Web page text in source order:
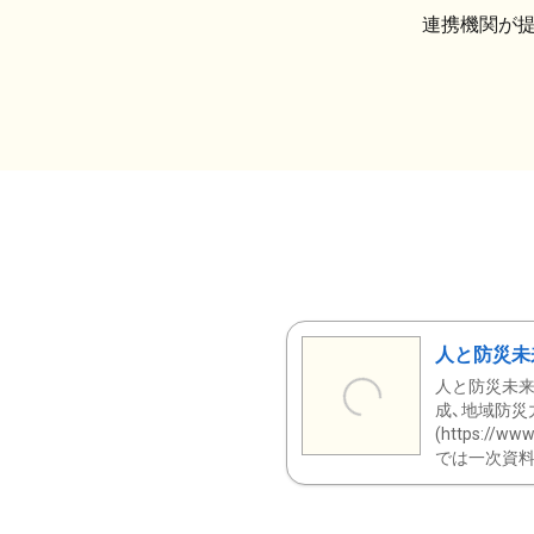
連携機関が
人と防災
人と防災未
成、地域防
(https://
では一次資料